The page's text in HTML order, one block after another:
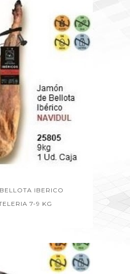
IBERICO
7-9 KG